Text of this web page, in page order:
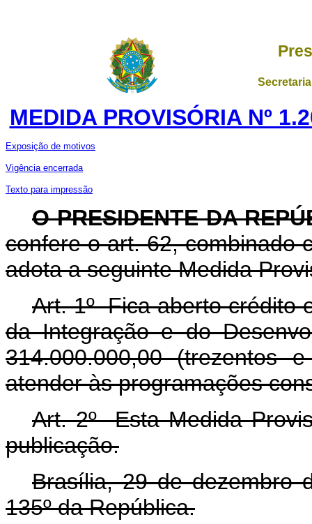
MEDIDA PROVISÓRIA Nº
Exposição de motivos
Vigência encerrada
Texto para impressão
O PRESIDENTE DA
confere o art. 62, combinado
adota a seguinte Medida
Art. 1º Fica aberto crédito
da Integração e do
314.000.000,00 (trezentos
atender às programações
Art. 2º Esta Medida
publicação.
Brasília, 29 de dezembro
135º da República.